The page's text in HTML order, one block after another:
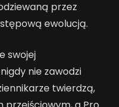
przez
ewolucją.
swojej
nie zawodzi
twierdzą,